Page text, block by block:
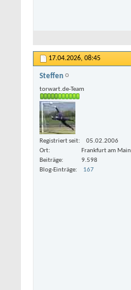
17.04.2026, 08:45
Steffen
torwart.de-Team
Registriert seit
05.02.2006
Ort
Frankfurt am Main
Beiträge
9.598
Blog-Einträge
167